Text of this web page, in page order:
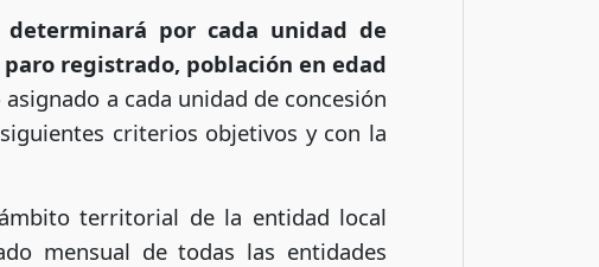
por cada unidad de
registrado, población en edad
a cada unidad de concesión
criterios objetivos y con la
territorial de la entidad local
mensual de todas las entidades